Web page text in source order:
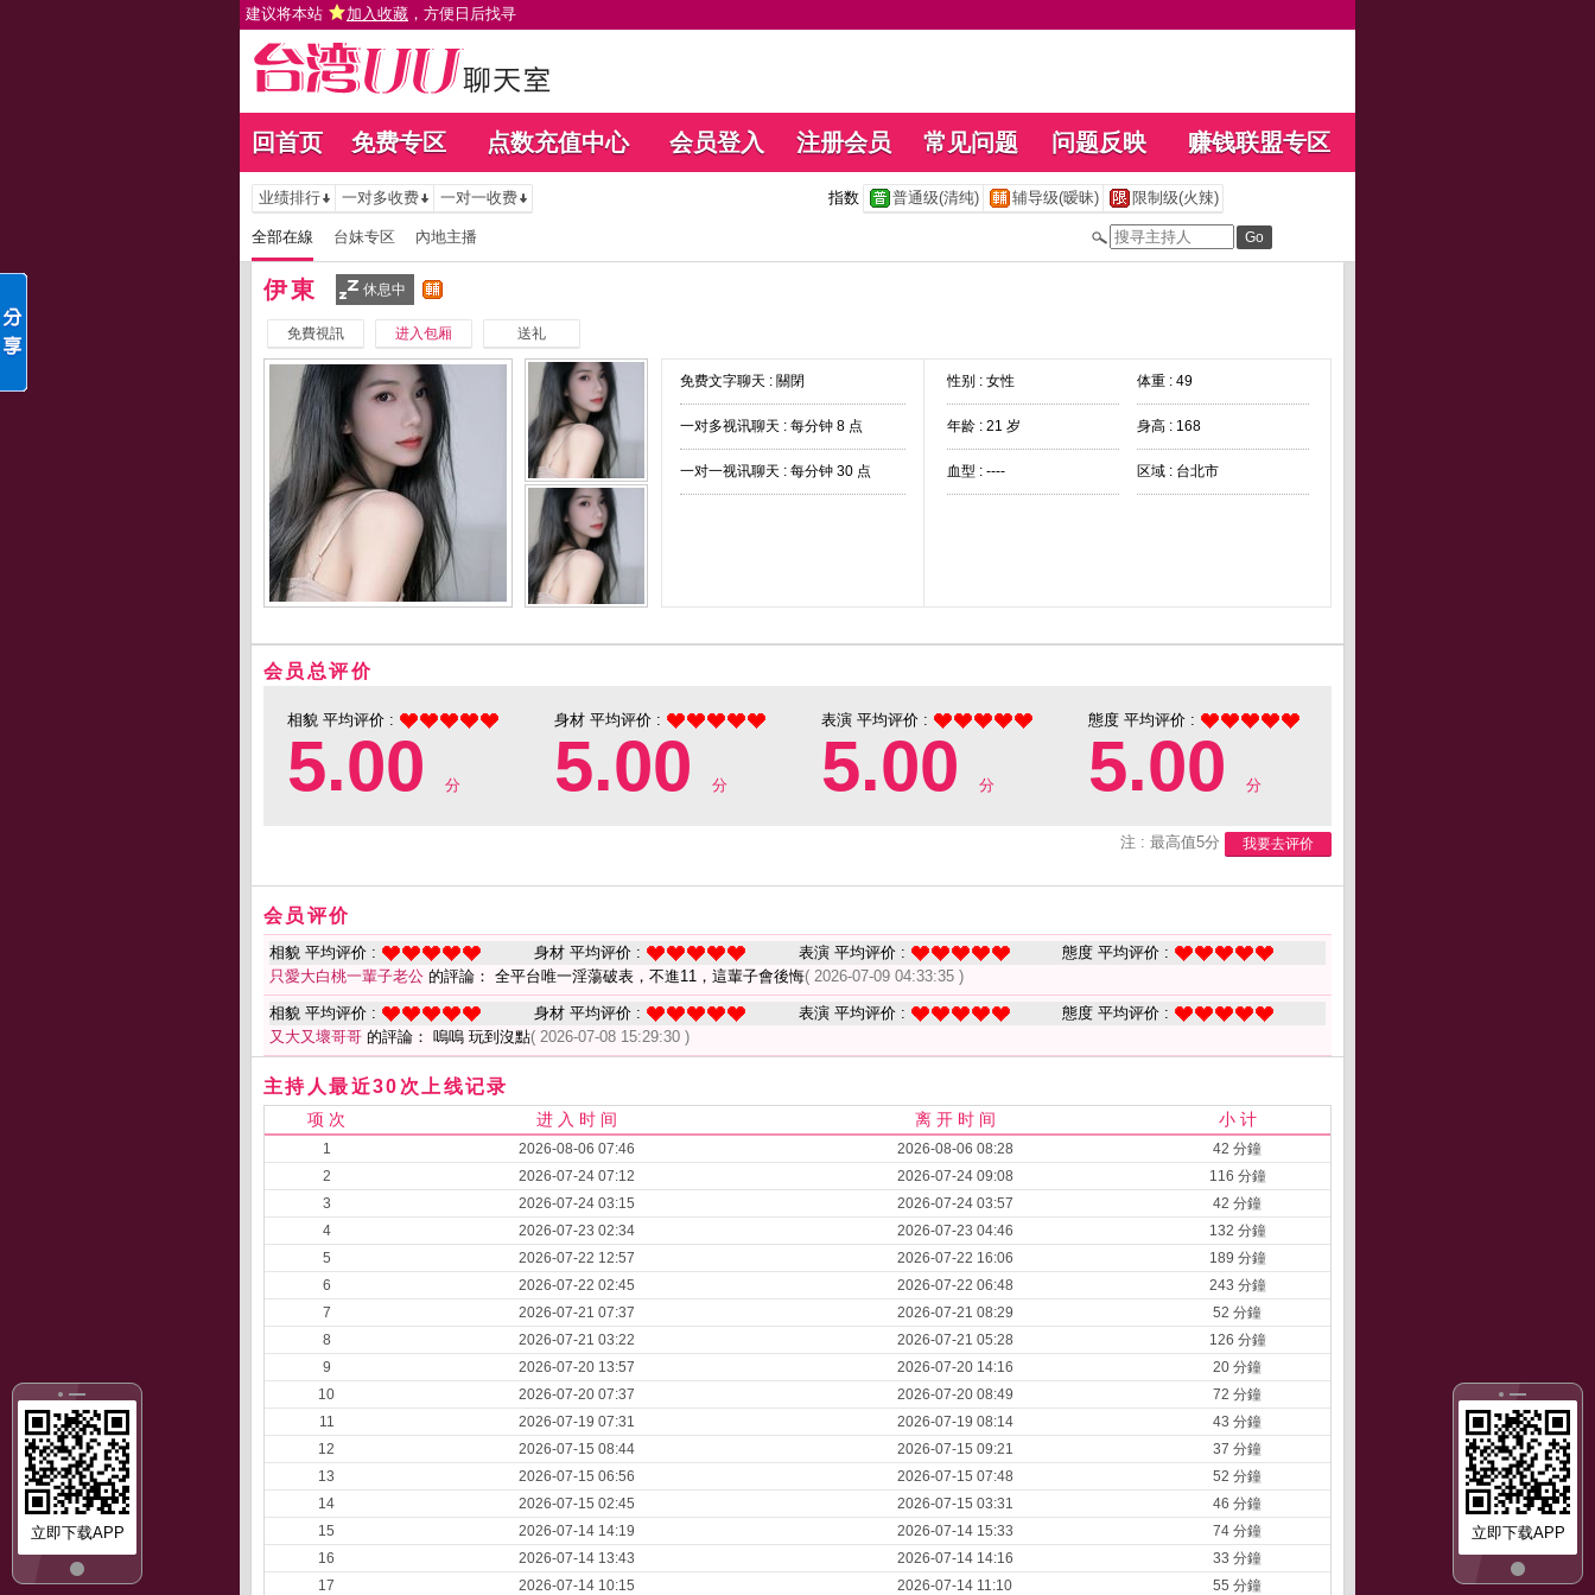
建议将本站 加入收藏 ，方便日后找寻
回首页 免费专区 点数充值中心 会员登入 注册会员 常见问题 问题反映 赚钱联盟专区
立即下载APP
立即下载APP
业绩排行 一对多收费 一对一收费 指数 普通级(清纯) 辅导级(暧昧) 限制级(火辣)
全部在線 台妹专区 內地主播
伊東 休息中
免費視訊 进入包厢 送礼
免费文字聊天 : 關閉
一对多视讯聊天 : 每分钟 8 点
一对一视讯聊天 : 每分钟 30 点
性别 : 女性 体重 : 49
年龄 : 21 岁 身高 : 168
血型 : ---- 区域 : 台北市
会员总评价
相貌 平均评价 :
5.00 分
身材 平均评价 :
5.00 分
表演 平均评价 :
5.00 分
態度 平均评价 :
5.00 分
注 : 最高值5分 我要去评价
会员评价
相貌 平均评价 : 身材 平均评价 : 表演 平均评价 :
態度 平均评价 :
只愛大白桃一輩子老公 的評論： 全平台唯一淫蕩破表，不進11，這輩子會後悔( 2026-07-09 04:33:35 )
相貌 平均评价 : 身材 平均评价 : 表演 平均评价 :
態度 平均评价 :
又大又壞哥哥 的評論： 嗚嗚 玩到沒點( 2026-07-08 15:29:30 )
主持人最近30次上线记录
项 次 进 入 时 间 离 开 时 间 小 计
1 2026-08-06 07:46 2026-08-06 08:28
42 分鐘
2
2026-07-24 07:12 2026-07-24 09:08
116 分鐘
3
2026-07-24 03:15 2026-07-24 03:57
42 分鐘
4
2026-07-23 02:34 2026-07-23 04:46
132 分鐘
5
2026-07-22 12:57 2026-07-22 16:06
189 分鐘
6
2026-07-22 02:45 2026-07-22 06:48
243 分鐘
7
2026-07-21 07:37 2026-07-21 08:29
52 分鐘
8
2026-07-21 03:22 2026-07-21 05:28
126 分鐘
9
2026-07-20 13:57 2026-07-20 14:16
20 分鐘
10
2026-07-20 07:37 2026-07-20 08:49
72 分鐘
11
2026-07-19 07:31 2026-07-19 08:14
43 分鐘
12
2026-07-15 08:44 2026-07-15 09:21
37 分鐘
13
2026-07-15 06:56 2026-07-15 07:48
52 分鐘
14
2026-07-15 02:45 2026-07-15 03:31
46 分鐘
15
2026-07-14 14:19 2026-07-14 15:33
74 分鐘
16
2026-07-14 13:43 2026-07-14 14:16
33 分鐘
17
2026-07-14 10:15 2026-07-14 11:10 55 分鐘